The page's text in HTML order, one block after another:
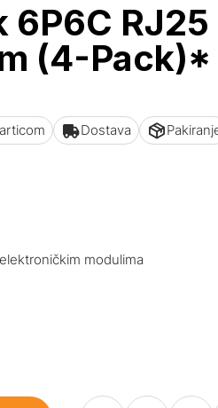
6P6C RJ25
(4-Pack)*
Dostava
modulima